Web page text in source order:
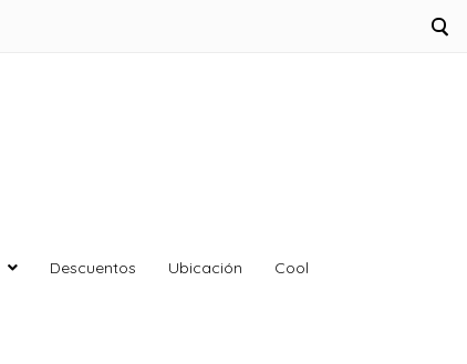
Descuentos Ubicación Cool